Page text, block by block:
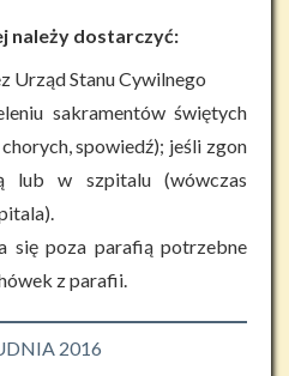
należy dostarczyć:
Urząd Stanu Cywilnego
sakramentów świętych
spowiedź); jeśli zgon
lub w szpitalu (wówczas
się poza parafią potrzebne
z parafii.
2016